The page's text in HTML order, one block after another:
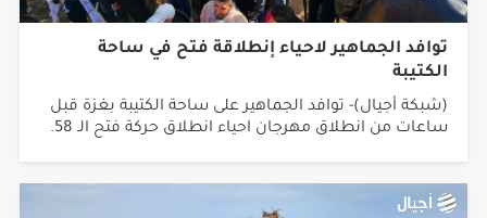
توافد الجماهير لاحياء إنطلاقة فتح في ساحة
الكتيبة
(شبكة أجيال)- توافد الجماهير على ساحة الكتيبة بغزة قبل
ساعات من انطلاق مهرجان احياء انطلاق حركة فتح الـ 58.